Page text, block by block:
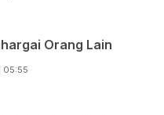
Orang Lain